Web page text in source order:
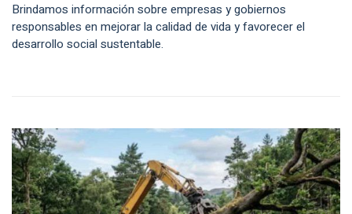
Brindamos información sobre empresas y gobiernos
responsables en mejorar la calidad de vida y favorecer el
desarrollo social sustentable.